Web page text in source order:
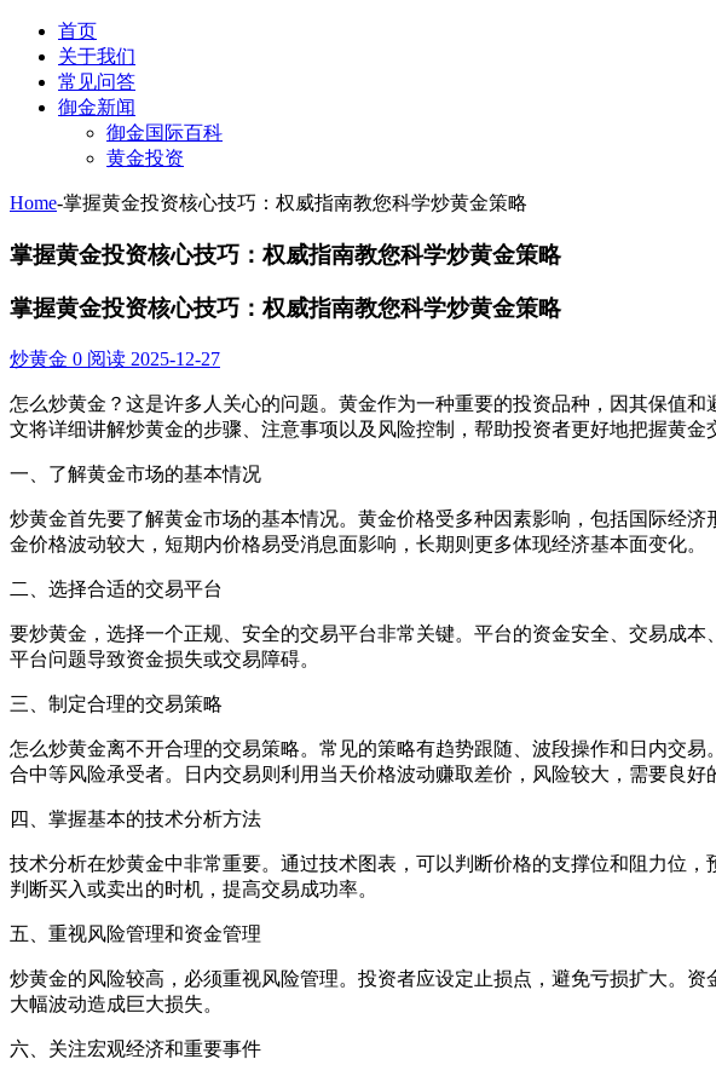
首页
关于我们
常见问答
御金新闻
御金国际百科
黄金投资
Home-掌握黄金投资核心技巧：权威指南教您科学炒黄金策略
掌握黄金投资核心技巧：权威指南教您科学炒黄金策略
掌握黄金投资核心技巧：权威指南教您科学炒黄金策略
炒黄金 0 阅读 2025-12-27
怎么炒黄金？这是许多人关心的问题。黄金作为一种重要的投资品种，因其保值
文将详细讲解炒黄金的步骤、注意事项以及风险控制，帮助投资者更好地把握黄金
一、了解黄金市场的基本情况
炒黄金首先要了解黄金市场的基本情况。黄金价格受多种因素影响，包括国际经
金价格波动较大，短期内价格易受消息面影响，长期则更多体现经济基本面变化。
二、选择合适的交易平台
要炒黄金，选择一个正规、安全的交易平台非常关键。平台的资金安全、交易成
平台问题导致资金损失或交易障碍。
三、制定合理的交易策略
怎么炒黄金离不开合理的交易策略。常见的策略有趋势跟随、波段操作和日内交
合中等风险承受者。日内交易则利用当天价格波动赚取差价，风险较大，需要良好
四、掌握基本的技术分析方法
技术分析在炒黄金中非常重要。通过技术图表，可以判断价格的支撑位和阻力位
判断买入或卖出的时机，提高交易成功率。
五、重视风险管理和资金管理
炒黄金的风险较高，必须重视风险管理。投资者应设定止损点，避免亏损扩大。
大幅波动造成巨大损失。
六、关注宏观经济和重要事件